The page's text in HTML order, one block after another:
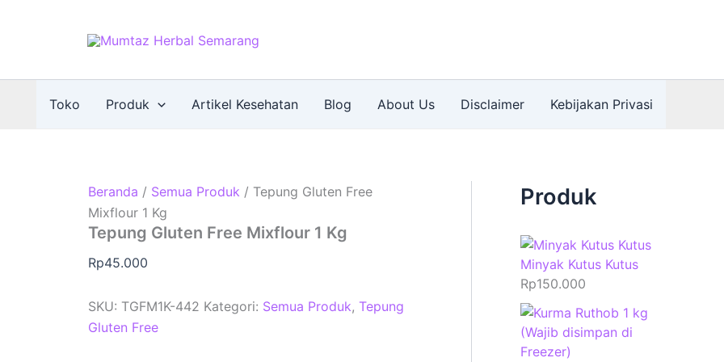
Toko Produk Artikel Kesehatan Blog About Us Disclaimer Kebijakan Privasi
Beranda / Semua Produk / Tepung Gluten Free
Mixflour 1 Kg
Tepung Gluten Free Mixflour 1 Kg
Rp45.000
SKU: TGFM1K-442 Kategori: Semua Produk,Tepung
Gluten Free
Produk
Minyak Kutus Kutus
Rp150.000